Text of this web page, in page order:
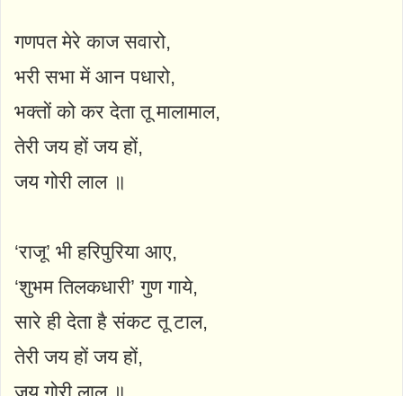
गणपत मेरे काज सवारो,
भरी सभा में आन पधारो,
भक्तों को कर देता तू मालामाल,
तेरी जय हों जय हों,
जय गोरी लाल ॥
‘राजू’ भी हरिपुरिया आए,
‘शुभम तिलकधारी’ गुण गाये,
सारे ही देता है संकट तू टाल,
तेरी जय हों जय हों,